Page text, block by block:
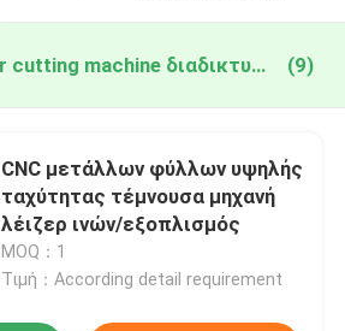
cnc fiber laser cutting machine διαδικτυακή κατασκευή (9)
CNC μετάλλων φύλλων υψηλής
ταχύτητας τέμνουσα μηχανή
λέιζερ ινών/εξοπλισμός
MOQ：1
Τιμή：According detail requirement